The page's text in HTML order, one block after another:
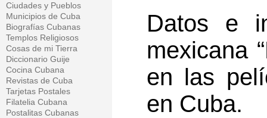
Ciudades y Pueblos
Municipios de Cuba
Biografías Cubanas
Templos Religiosos
Cosas de mi Tierra
Diccionario Guije
Cocina Cubana
Revistas de Cuba
Tarjetas Postales
Filatelia Cubana
Postalitas Cubanas
Datos e
mexicana
en las
en Cuba.